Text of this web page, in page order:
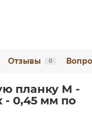
Отзывы 0
планку М -
- 0,45 мм по